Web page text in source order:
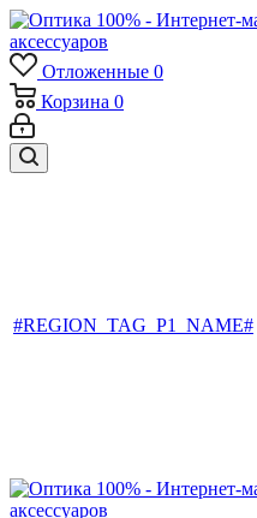
Отложенные 0
Корзина 0
#REGION_TAG_P1_NAME#